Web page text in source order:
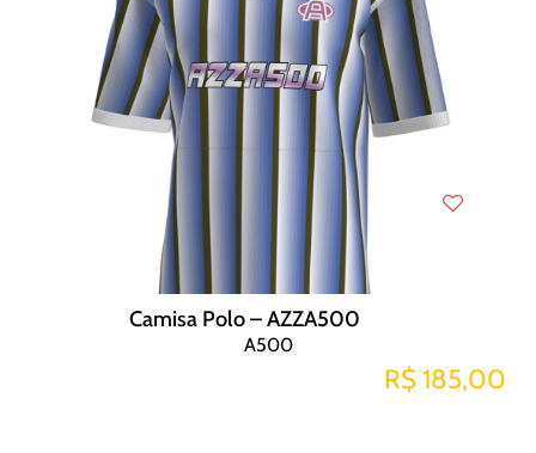
Camisa Polo – AZZA500
A500
R$ 185,00